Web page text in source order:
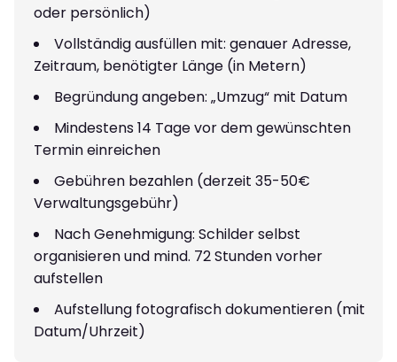
oder persönlich)
Vollständig ausfüllen mit: genauer Adresse,
Zeitraum, benötigter Länge (in Metern)
Begründung angeben: „Umzug“ mit Datum
Mindestens 14 Tage vor dem gewünschten
Termin einreichen
Gebühren bezahlen (derzeit 35-50€
Verwaltungsgebühr)
Nach Genehmigung: Schilder selbst
organisieren und mind. 72 Stunden vorher
aufstellen
Aufstellung fotografisch dokumentieren (mit
Datum/Uhrzeit)